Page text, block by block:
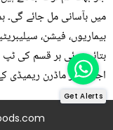
میں بآسانی مل جائے گی۔
بیماریوں، فیشن،
بتائی ہوئی ہر قسم کی
اجزاء اور ماڈرن ریمیڈی
Get Alerts